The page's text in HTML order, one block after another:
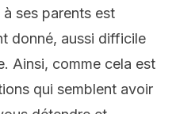
ses parents est
donné, aussi difficile
Ainsi, comme cela est
qui semblent avoir